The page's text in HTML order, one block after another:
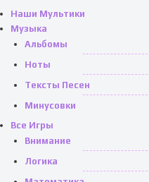
Наши Мультики
Музыка
Альбомы
Ноты
Тексты Песен
Минусовки
Все Игры
Внимание
Логика